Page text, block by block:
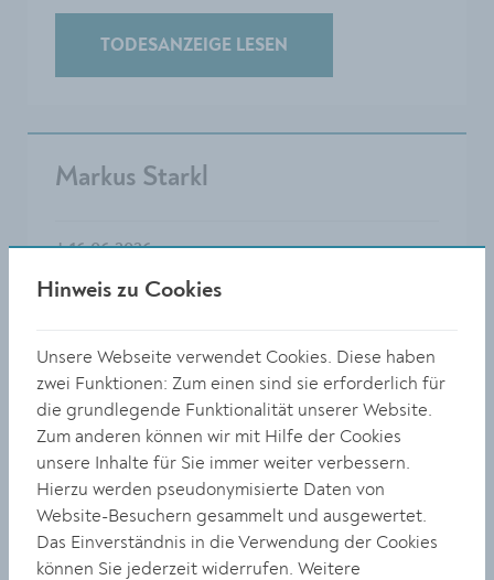
TODESANZEIGE LESEN
Markus Starkl
† 16.06.2026
Kondolenzbuch (29)
TODESANZEIGE LESEN
Josef Straub
Hinweis zu Cookies
Unsere Webseite verwendet Cookies. Diese haben
zwei Funktionen: Zum einen sind sie erforderlich für
die grundlegende Funktionalität unserer Website.
Zum anderen können wir mit Hilfe der Cookies
unsere Inhalte für Sie immer weiter verbessern.
Hierzu werden pseudonymisierte Daten von
Website-Besuchern gesammelt und ausgewertet.
Das Einverständnis in die Verwendung der Cookies
können Sie jederzeit widerrufen. Weitere